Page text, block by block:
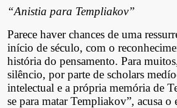
“Anistia para Templiakov”
Parece haver chances de uma
início de século, com o
história do pensamento. Para
silêncio, por parte de scholars
intelectual e a própria memória de
se para matar Templiakov”, acusa